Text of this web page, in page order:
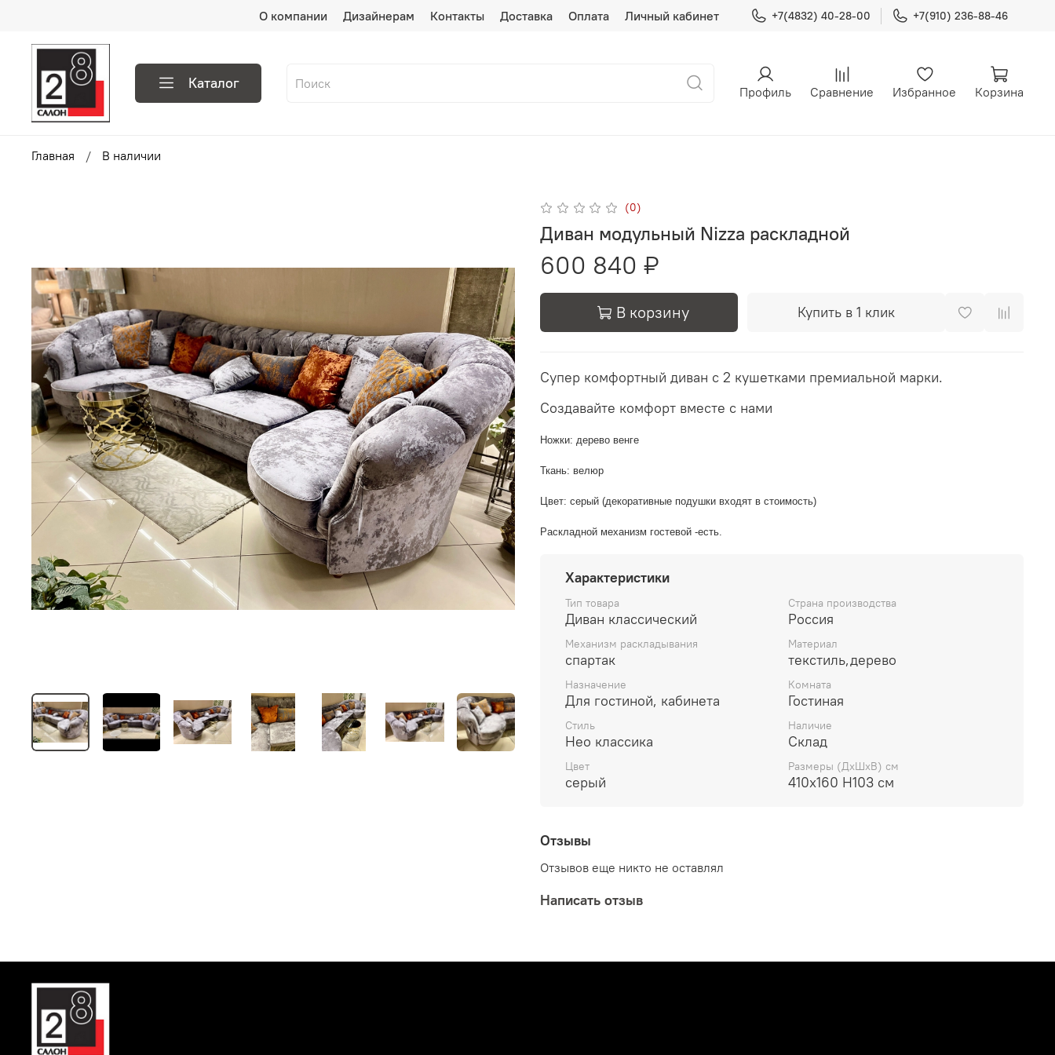
О компании Дизайнерам Контакты Доставка Оплата Личный кабинет +7(4832) 40-28-00 +7(910) 236-88-46
Каталог Профиль Сравнение Избранное Корзина
Главная В наличии
(0)
Диван модульный Nizza раскладной
600 840 ₽
В корзину Купить в 1 клик
Супер комфортный диван с 2 кушетками премиальной марки.
Создавайте комфорт вместе с нами
Ножки: дерево венге
Ткань: велюр
Цвет: серый (декоративные подушки входят в стоимость)
Раскладной механизм гостевой -есть.
Характеристики
Тип товара
Диван классический
Страна производства
Россия
Механизм раскладывания
спартак
Материал
текстиль,дерево
Назначение
Для гостиной, кабинета
Комната
Гостиная
Стиль
Нео классика
Наличие
Склад
Цвет
серый
Размеры (ДхШхВ) см
410х160 H103 см
Отзывы
Отзывов еще никто не оставлял
Написать отзыв